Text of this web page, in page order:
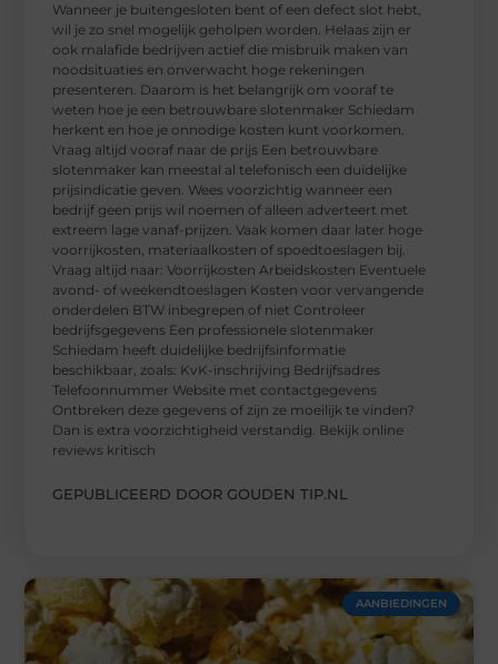
Wanneer je buitengesloten bent of een defect slot hebt,
wil je zo snel mogelijk geholpen worden. Helaas zijn er
ook malafide bedrijven actief die misbruik maken van
noodsituaties en onverwacht hoge rekeningen
presenteren. Daarom is het belangrijk om vooraf te
weten hoe je een betrouwbare slotenmaker Schiedam
herkent en hoe je onnodige kosten kunt voorkomen.
Vraag altijd vooraf naar de prijs Een betrouwbare
slotenmaker kan meestal al telefonisch een duidelijke
prijsindicatie geven. Wees voorzichtig wanneer een
bedrijf geen prijs wil noemen of alleen adverteert met
extreem lage vanaf-prijzen. Vaak komen daar later hoge
voorrijkosten, materiaalkosten of spoedtoeslagen bij.
Vraag altijd naar: Voorrijkosten Arbeidskosten Eventuele
avond- of weekendtoeslagen Kosten voor vervangende
onderdelen BTW inbegrepen of niet Controleer
bedrijfsgegevens Een professionele slotenmaker
Schiedam heeft duidelijke bedrijfsinformatie
beschikbaar, zoals: KvK-inschrijving Bedrijfsadres
Telefoonnummer Website met contactgegevens
Ontbreken deze gegevens of zijn ze moeilijk te vinden?
Dan is extra voorzichtigheid verstandig. Bekijk online
reviews kritisch
GEPUBLICEERD DOOR GOUDEN TIP.NL
AANBIEDINGEN